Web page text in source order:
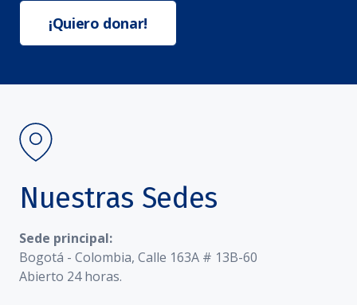
¡Quiero donar!
Nuestras Sedes
Sede principal:
Bogotá - Colombia, Calle 163A # 13B-60
Abierto 24 horas.